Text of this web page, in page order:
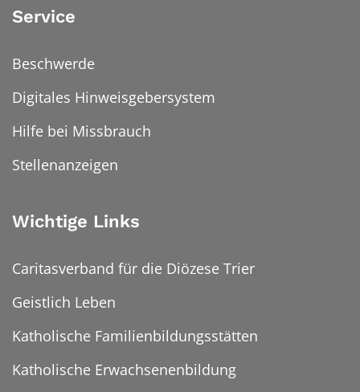
Service
Beschwerde
Digitales Hinweisgebersystem
Hilfe bei Missbrauch
Stellenanzeigen
Wichtige Links
Caritasverband für die Diözese Trier
Geistlich Leben
Katholische Familienbildungsstätten
Katholische Erwachsenenbildung